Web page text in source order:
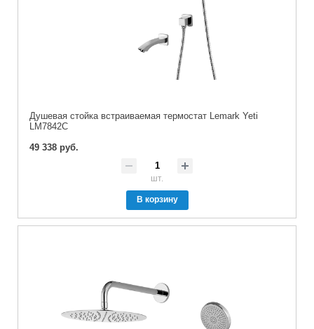
Душевая стойка встраиваемая термостат Lemark Yeti
LM7842C
49 338 руб.
шт.
В корзину